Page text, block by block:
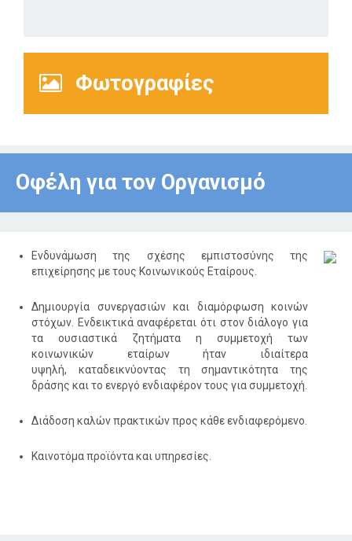
Φωτογραφίες
Οφέλη για τον Οργανισμό
Ενδυνάμωση της σχέσης εμπιστοσύνης της
επιχείρησης με τους Κοινωνικούς Εταίρους.
Δημιουργία συνεργασιών και διαμόρφωση κοινών
στόχων. Ενδεικτικά αναφέρεται ότι στον διάλογο για
τα ουσιαστικά ζητήματα η συμμετοχή των
κοινωνικών εταίρων ήταν ιδιαίτερα
υψηλή, καταδεικνύοντας τη σημαντικότητα της
δράσης και το ενεργό ενδιαφέρον τους για συμμετοχή.
Διάδοση καλών πρακτικών προς κάθε ενδιαφερόμενο.
Καινοτόμα προϊόντα και υπηρεσίες.